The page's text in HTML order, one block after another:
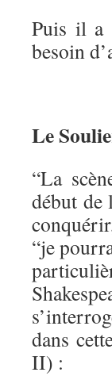
Puis il a
besoin
Le
“La
début de
“je
dans
II) :